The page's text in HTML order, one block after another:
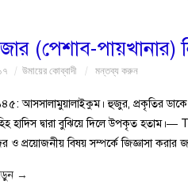
(পেশাব-পায়খানার)
উমায়ের কোব্বাদী মন্তব্য করুন
আসসালামুয়ালাইকুম। হুজুর, প্রকৃতির
হাদিস দ্বারা বুঝিয়ে দিলে উপকৃত
ও প্রয়োজনীয় বিষয় সম্পর্কে জিজ্ঞাসা করার
→